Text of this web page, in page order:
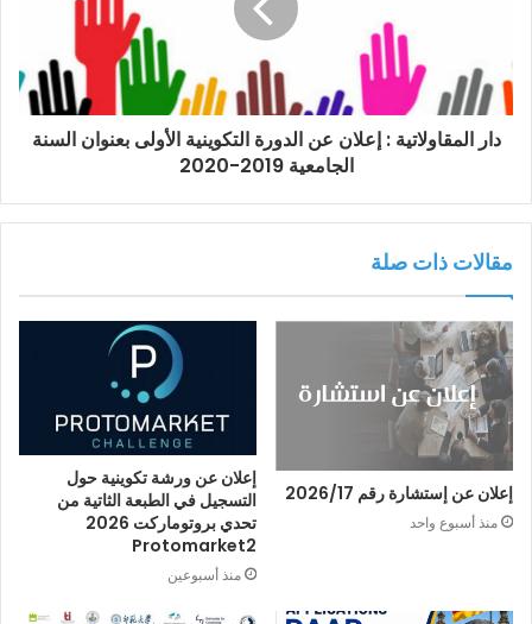
دار المقاولاتية : إعلان عن الدورة التكوينية الأولى بعنوان السنة
الجامعية 2019-2020
مقالات ذات صلة
إعلان عن إستشارة رقم 2026/17
منذ أسبوع واحد
إعلان عن ورشة تكوينية حول
التسجيل في الطبعة الثاتية من
تحدي بروتوماركت 2026
Protomarket2
منذ أسبوعين